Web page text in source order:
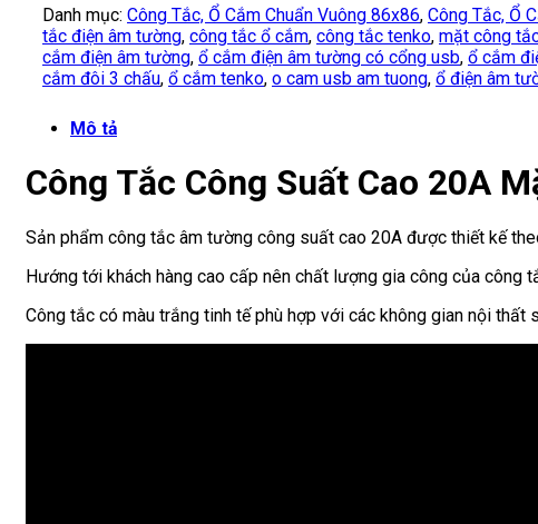
Danh mục: Công Tắc, Ổ Cắm Chuẩn Vuông 86x86, Công Tắc, Ổ
tắc điện âm tường, công tắc ổ cắm, công tắc tenko, mặt công
cắm điện âm tường, ổ cắm điện âm tường có cổng usb, ổ cắm
cắm đôi 3 chấu, ổ cắm tenko, o cam usb am tuong, ổ điện âm
Mô tả
Công Tắc Công Suất Cao 20A
Sản phẩm công tắc âm tường công suất cao 20A được thiết kế
Hướng tới khách hàng cao cấp nên chất lượng gia công của
Công tắc có màu trắng tinh tế phù hợp với các không gian nội thất